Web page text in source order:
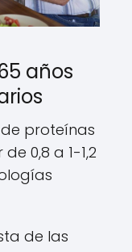
años
proteínas
0,8 a 1-1,2
de las